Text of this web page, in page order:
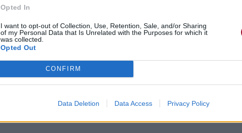
Opted In
I want to opt-out of Collection, Use, Retention, Sale, and/or Sharing
of my Personal Data that Is Unrelated with the Purposes for which it
was collected.
Opted Out
CONFIRM
Data Deletion Data Access Privacy Policy